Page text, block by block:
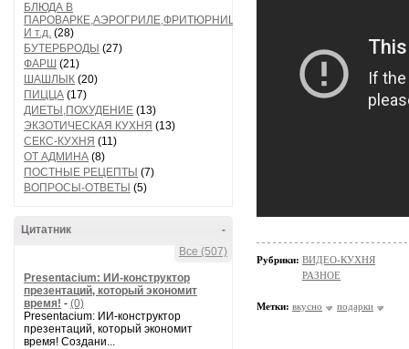
БЛЮДА В
ПАРОВАРКЕ,АЭРОГРИЛЕ,ФРИТЮРНИЦЕ
И т.д. (28)
БУТЕРБРОДЫ (27)
ФАРШ (21)
ШАШЛЫК (20)
ПИЦЦА (17)
ДИЕТЫ,ПОХУДЕНИЕ (13)
ЭКЗОТИЧЕСКАЯ КУХНЯ (13)
СЕКС-КУХНЯ (11)
ОТ АДМИНА (8)
ПОСТНЫЕ РЕЦЕПТЫ (7)
ВОПРОСЫ-ОТВЕТЫ (5)
-
Цитатник
Все (507)
Presentacium: ИИ‑конструктор
презентаций, который экономит
время! - (0)
Presentacium: ИИ‑конструктор
презентаций, который экономит
время! Создани...
Рубрики: ВИДЕО-КУХНЯ
РАЗНОЕ
Метки: вкусно подарки